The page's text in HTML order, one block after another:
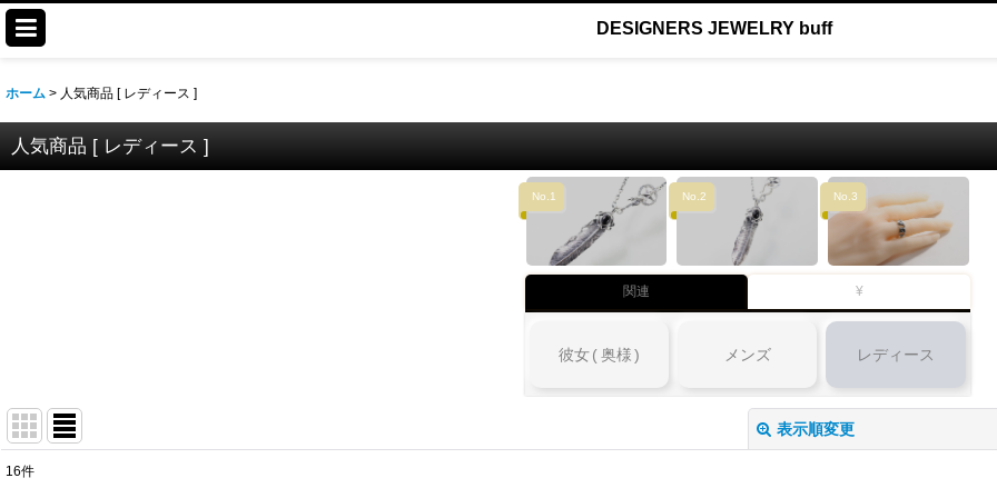
DESIGNERS JEWELRY buff
ホーム > 人気商品 [ レディース ]
人気商品 [ レディース ]
No.1 No.2 No.3
関連 ¥
彼女(奥様) メンズ レディース
表示順変更
16件